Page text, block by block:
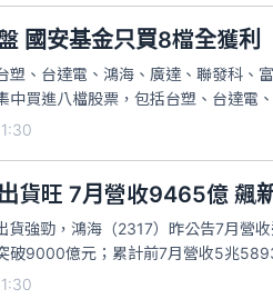
國安基金只買8檔全獲利
塑、台達電、鴻海、廣達、聯發科、
中買進八檔股票，包括台塑、台達電
檔股票全數獲利；合計買入股票成本
貨旺 7月營收9465億 飆
貨強勁，鴻海（2317）昨公告7月營
破9000億元；累計前7月營收5兆
運可望呈現季增及年增表現。鴻海